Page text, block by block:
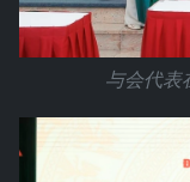
与会代表